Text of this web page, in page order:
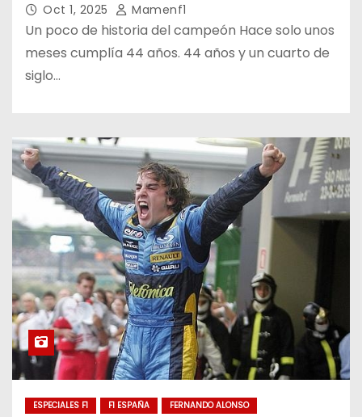
Oct 1, 2025 Mamenf1
Un poco de historia del campeón Hace solo unos
meses cumplía 44 años. 44 años y un cuarto de
siglo…
ESPECIALES F1 F1 ESPAÑA
FERNANDO ALONSO